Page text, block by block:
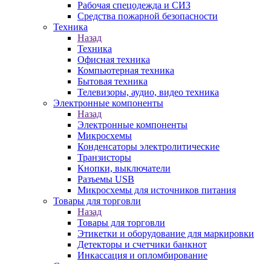
Рабочая спецодежда и СИЗ
Средства пожарной безопасности
Техника
Назад
Техника
Офисная техника
Компьютерная техника
Бытовая техника
Телевизоры, аудио, видео техника
Электронные компоненты
Назад
Электронные компоненты
Микросхемы
Конденсаторы электролитические
Транзисторы
Кнопки, выключатели
Разъемы USB
Микросхемы для источников питания
Товары для торговли
Назад
Товары для торговли
Этикетки и оборудование для маркировки
Детекторы и счетчики банкнот
Инкассация и опломбирование